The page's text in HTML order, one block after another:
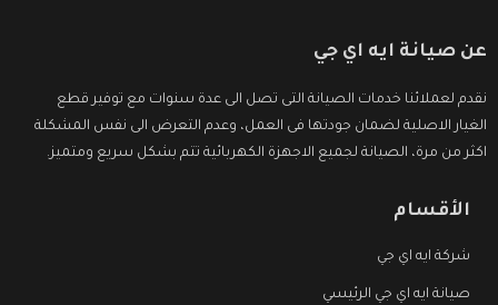
عن صيانة ايه اي جي
نقدم لعملائنا خدمات الصيانة التى تصل الى عدة سنوات مع توفير قطع
الغيار الاصلية لضمان جودتها فى العمل، وعدم التعرض الى نفس المشكلة
اكثر من مرة، الصيانة لجميع الاجهزة الكهربائية تتم بشكل سريع ومتميز.
الأقسام
شركة ايه اي جي
صيانة ايه اي جي الرئيسي